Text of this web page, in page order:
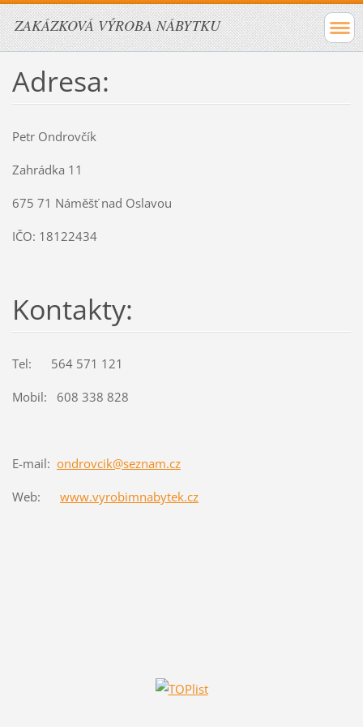
ZAKÁZKOVÁ VÝROBA NÁBYTKU
Adresa:
Petr Ondrovčík
Zahrádka 11
675 71 Náměšť nad Oslavou
IČO: 18122434
Kontakty:
Tel: 564 571 121
Mobil: 608 338 828
E-mail: ondrovcik@seznam.cz
Web: www.vyrobimnabytek.cz